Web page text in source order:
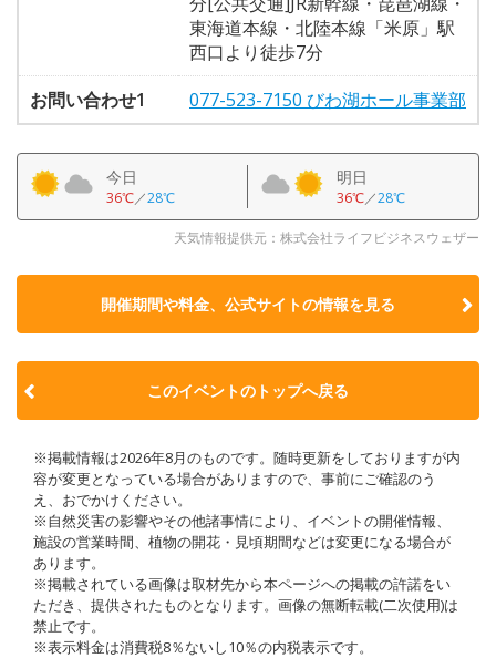
東海道本線・北陸本線「米原」駅
西口より徒歩7分
お問い合わせ1
077-523-7150 びわ湖ホール事業部
今日
36℃／28℃
明日
36℃／28℃
天気情報提供元：株式会社ライフビジネスウェザー
開催期間や料金、公式サイトの情報を見る
このイベントのトップへ戻る
※掲載情報は2026年8月のものです。随時更新をしておりますが内
容が変更となっている場合がありますので、事前にご確認のう
え、おでかけください。
※自然災害の影響やその他諸事情により、イベントの開催情報、
施設の営業時間、植物の開花・見頃期間などは変更になる場合が
あります。
※掲載されている画像は取材先から本ページへの掲載の許諾をい
ただき、提供されたものとなります。画像の無断転載(二次使用)は
禁止です。
※表示料金は消費税8％ないし10％の内税表示です。